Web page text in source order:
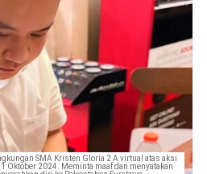
SMA Kristen Gloria 2 A virtual atas aksi
Oktober 2024. Meminta maaf dan menyatakan